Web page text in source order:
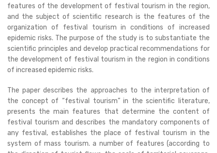
features of the development of festival tourism in the region,
and the subject of scientific research is the features of the
organization of festival tourism in conditions of increased
epidemic risks. The purpose of the study is to substantiate the
scientific principles and develop practical recommendations for
the development of festival tourism in the region in conditions
of increased epidemic risks.
The paper describes the approaches to the interpretation of
the concept of “festival tourism” in the scientific literature,
presents the main features that determine the content of
festival tourism and describes the mandatory components of
any festival, establishes the place of festival tourism in the
system of mass tourism. a number of features (according to